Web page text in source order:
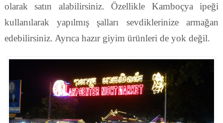
olarak satın alabilirsiniz. Özellikle Kamboçya ipeği
kullanılarak yapılmış şalları sevdiklerinize armağan
edebilirsiniz. Ayrıca hazır giyim ürünleri de yok değil.